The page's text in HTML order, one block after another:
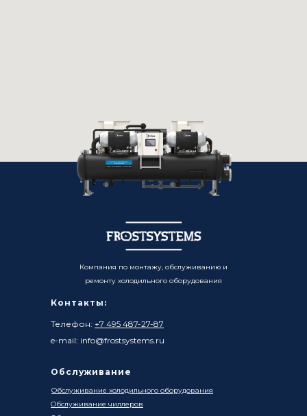
Контакты:
Телефон: +7 495 487-27-87
e-mail: info@frostsystems.ru
Компания по монтажу, обслуживанию и
ремонту холодильного оборудования
Обслуживание
Обслуживание холодильного оборудования
Обслуживание чиллеров